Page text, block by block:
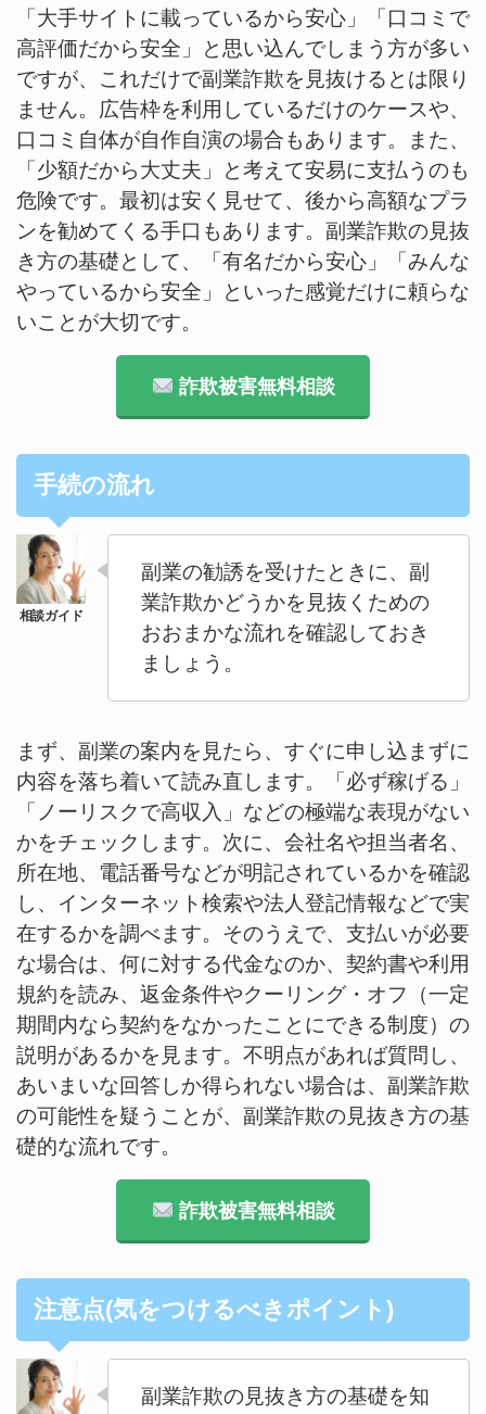
「大手サイトに載っているから安心」「口コミで
高評価だから安全」と思い込んでしまう方が多い
ですが、これだけで副業詐欺を見抜けるとは限り
ません。広告枠を利用しているだけのケースや、
口コミ自体が自作自演の場合もあります。また、
「少額だから大丈夫」と考えて安易に支払うのも
危険です。最初は安く見せて、後から高額なプラ
ンを勧めてくる手口もあります。副業詐欺の見抜
き方の基礎として、「有名だから安心」「みんな
やっているから安全」といった感覚だけに頼らな
いことが大切です。
詐欺被害無料相談
手続の流れ
副業の勧誘を受けたときに、副
業詐欺かどうかを見抜くための
おおまかな流れを確認しておき
ましょう。
まず、副業の案内を見たら、すぐに申し込まずに
内容を落ち着いて読み直します。「必ず稼げる」
「ノーリスクで高収入」などの極端な表現がない
かをチェックします。次に、会社名や担当者名、
所在地、電話番号などが明記されているかを確認
し、インターネット検索や法人登記情報などで実
在するかを調べます。そのうえで、支払いが必要
な場合は、何に対する代金なのか、契約書や利用
規約を読み、返金条件やクーリング・オフ（一定
期間内なら契約をなかったことにできる制度）の
説明があるかを見ます。不明点があれば質問し、
あいまいな回答しか得られない場合は、副業詐欺
の可能性を疑うことが、副業詐欺の見抜き方の基
礎的な流れです。
詐欺被害無料相談
注意点(気をつけるべきポイント)
副業詐欺の見抜き方の基礎を知